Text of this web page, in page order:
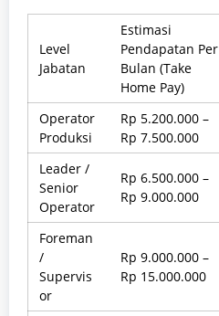
Level
Jabatan
Estimasi
Pendapatan Per
Bulan (Take
Home Pay)
Operator
Produksi
Rp 5.200.000 –
Rp 7.500.000
Leader /
Senior
Operator
Rp 6.500.000 –
Rp 9.000.000
Foreman
/
Supervis
or
Rp 9.000.000 –
Rp 15.000.000